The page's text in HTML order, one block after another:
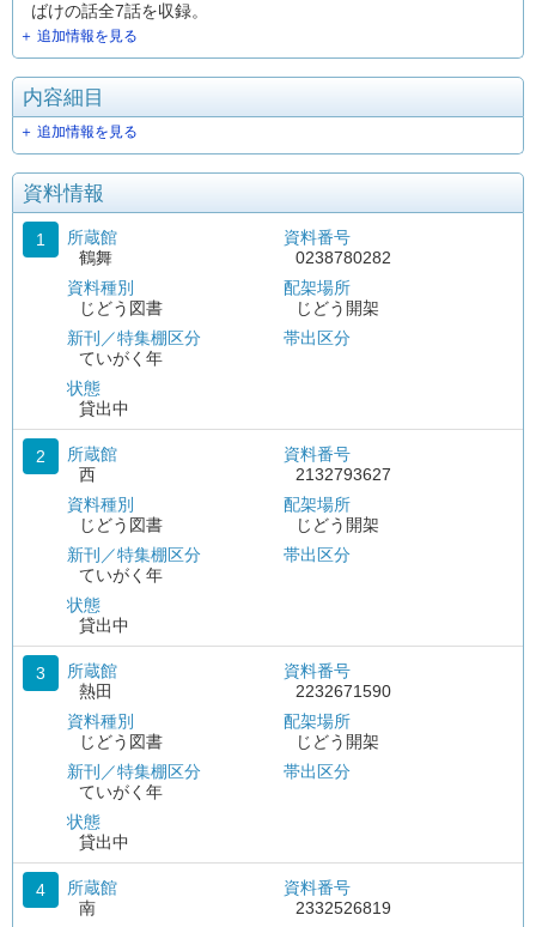
ばけの話全7話を収録。
＋ 追加情報を見る
内容細目
＋ 追加情報を見る
資料情報
1
所蔵館
鶴舞
資料種別
じどう図書
新刊／特集棚区分
ていがく年
状態
貸出中
資料番号
0238780282
配架場所
じどう開架
帯出区分
2
所蔵館
西
資料種別
じどう図書
新刊／特集棚区分
ていがく年
状態
貸出中
資料番号
2132793627
配架場所
じどう開架
帯出区分
3
所蔵館
熱田
資料種別
じどう図書
新刊／特集棚区分
ていがく年
状態
貸出中
資料番号
2232671590
配架場所
じどう開架
帯出区分
4
所蔵館
南
資料番号
2332526819